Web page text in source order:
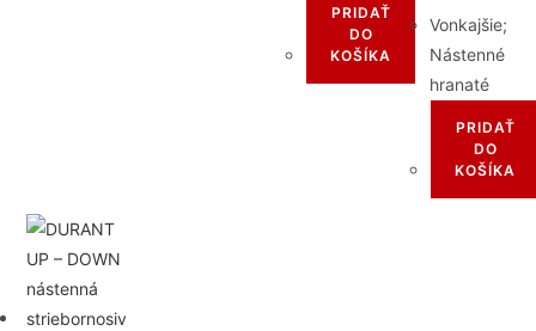
PRIDAŤ
DO
KOŠÍKA
Vonkajšie;
Nástenné
hranaté
PRIDAŤ
DO
KOŠÍKA